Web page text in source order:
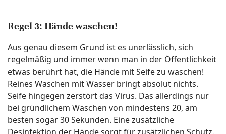
Regel 3: Hände waschen!
Aus genau diesem Grund ist es unerlässlich, sich
regelmäßig und immer wenn man in der Öffentlichkeit
etwas berührt hat, die Hände mit Seife zu waschen!
Reines Waschen mit Wasser bringt absolut nichts.
Seife hingegen zerstört das Virus. Das allerdings nur
bei gründlichem Waschen von mindestens 20, am
besten sogar 30 Sekunden. Eine zusätzliche